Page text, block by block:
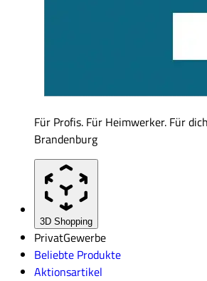
Für Profis. Für Heimwerker. Für
Brandenburg
3D Shopping
PrivatGewerbe
Beliebte Produkte
Aktionsartikel